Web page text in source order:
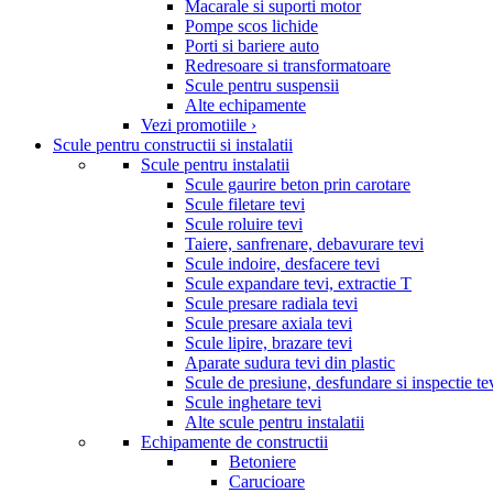
Macarale si suporti motor
Pompe scos lichide
Porti si bariere auto
Redresoare si transformatoare
Scule pentru suspensii
Alte echipamente
Vezi promotiile ›
Scule pentru constructii si instalatii
Scule pentru instalatii
Scule gaurire beton prin carotare
Scule filetare tevi
Scule roluire tevi
Taiere, sanfrenare, debavurare tevi
Scule indoire, desfacere tevi
Scule expandare tevi, extractie T
Scule presare radiala tevi
Scule presare axiala tevi
Scule lipire, brazare tevi
Aparate sudura tevi din plastic
Scule de presiune, desfundare si inspectie
Scule inghetare tevi
Alte scule pentru instalatii
Echipamente de constructii
Betoniere
Carucioare